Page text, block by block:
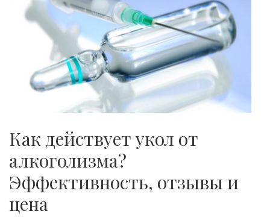
Как действует укол от
алкоголизма?
Эффективность, отзывы и
цена